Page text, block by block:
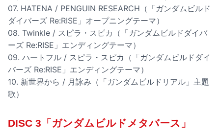
07. HATENA / PENGUIN RESEARCH（「ガンダムビルド
ダイバーズ Re:RISE」オープニングテーマ）
08. Twinkle / スピラ・スピカ（「ガンダムビルドダイバ
ーズ Re:RISE」エンディングテーマ）
09. ハートフル / スピラ・スピカ（「ガンダムビルドダイ
バーズ Re:RISE」エンディングテーマ）
10. 新世界から / 月詠み（「ガンダムビルドリアル」主題
歌）
DISC 3「ガンダムビルドメタバース」